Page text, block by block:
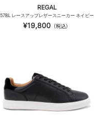
REGAL
57BL レースアップレザースニーカー ネイビー
¥19,800（税込）